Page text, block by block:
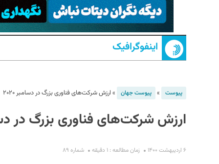
اینفوگرافیک
پیوست » پیوست جهان » ارزش شرکت‌های فناوری بزرگ در دسامبر ۲۰۲۰
ارزش شرکت‌های فناوری بزرگ در
۶ اردیبهشت ۱۴۰۰ زمان مطالعه : ۱ دقیقه شماره ۸۹